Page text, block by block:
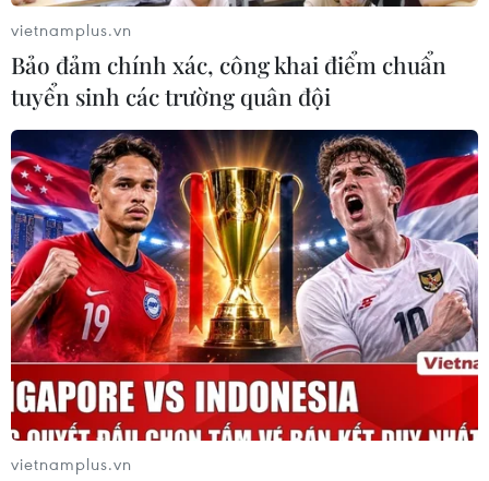
Quốc vương Malaysia gặp riêng các nghị
sỹ tham vấn chọn thủ tướng mới
25/02/2020 07:54
Quốc vương Abdullah sẽ gặp 90 nghị sỹ trong chiều
25/2 và số người còn lại sẽ trao đổi quan điểm với
Quốc vương vào ngày 26/2.
vietnamplus.vn
Bảo đảm chính xác, công khai điểm chuẩn
tuyển sinh các trường quân đội
vietnamplus.vn